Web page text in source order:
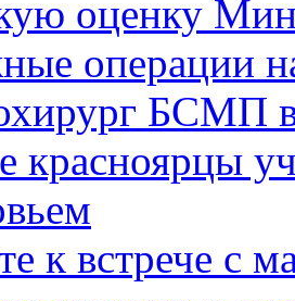
оценку
операции
БСМП
к встрече с